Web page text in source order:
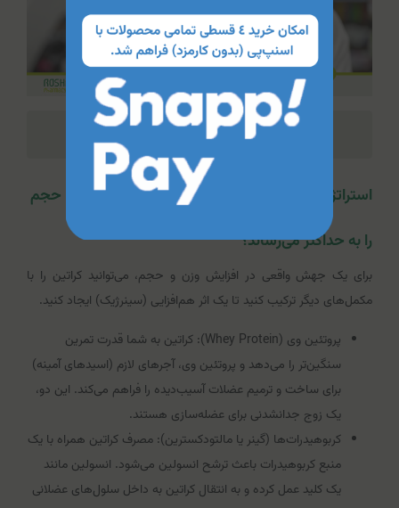
خرید پودر کراتین میکرونایزد بی پی آی اسپرت
استراتژی هوشمندانه: ترکیب کراتین با کدام مکمل‌ها حجم
را به حداکثر می‌رساند؟
برای یک جهش واقعی در افزایش وزن و حجم، می‌توانید کراتین را با
مکمل‌های دیگر ترکیب کنید تا یک اثر هم‌افزایی (سینرژیک) ایجاد کنید.
پروتئین وی (Whey Protein): کراتین به شما قدرت تمرین
سنگین‌تر را می‌دهد و پروتئین وی، آجرهای لازم (اسیدهای آمینه)
برای ساخت و ترمیم عضلات آسیب‌دیده را فراهم می‌کند. این دو،
یک زوج جدانشدنی برای عضله‌سازی هستند.
کربوهیدرات‌ها (گینر یا مالتودکسترین): مصرف کراتین همراه با یک
منبع کربوهیدرات باعث ترشح انسولین می‌شود. انسولین مانند
یک کلید عمل کرده و به انتقال کراتین به داخل سلول‌های عضلانی